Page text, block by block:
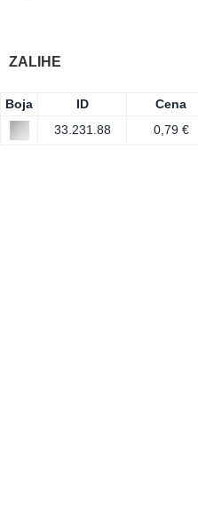
ZALIHE
Boja ID Cena
33.231.88
0,79 €